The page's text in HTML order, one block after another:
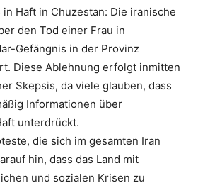
Haft in Chuzestan: Die iranische
den Tod einer Frau in
Gefängnis in der Provinz
Diese Ablehnung erfolgt inmitten
Skepsis, da viele glauben, dass
Informationen über
unterdrückt.
die sich im gesamten Iran
hin, dass das Land mit
und sozialen Krisen zu